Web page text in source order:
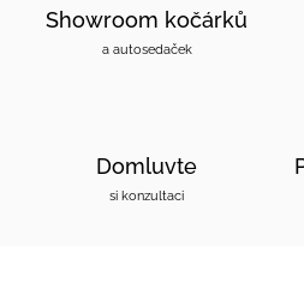
Showroom kočárků
a autosedaček
Domluvte
si konzultaci